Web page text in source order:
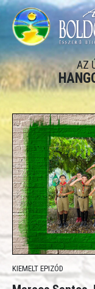
AZ
KIEMELT EPIZÓD